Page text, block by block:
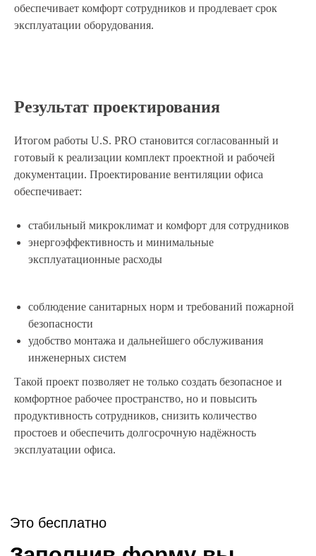
обеспечивает комфорт сотрудников и продлевает срок
эксплуатации оборудования.
Результат проектирования
Итогом работы U.S. PRO становится согласованный и
готовый к реализации комплект проектной и рабочей
документации. Проектирование вентиляции офиса
обеспечивает:
стабильный микроклимат и комфорт для сотрудников
энергоэффективность и минимальные
эксплуатационные расходы
соблюдение санитарных норм и требований пожарной
безопасности
удобство монтажа и дальнейшего обслуживания
инженерных систем
Такой проект позволяет не только создать безопасное и
комфортное рабочее пространство, но и повысить
продуктивность сотрудников, снизить количество
простоев и обеспечить долгосрочную надёжность
эксплуатации офиса.
Ваши контакты:
+7
Есть ли у вас
фирменный стиль?
Да
Нет
Затрудняюсь ответить
60
60м2 500м2
Общая площадь
помещения:
Варианты
получить?
Нажимая кнопку “Получить” Вы соглашаетесь на